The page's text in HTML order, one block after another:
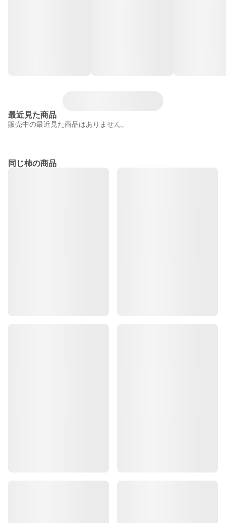
最近見た商品
販売中の最近見た商品はありません。
同じ柿の商品